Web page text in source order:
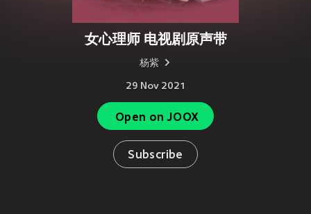
女心理师 电视剧原声带
杨紫
29 Nov 2021
Open on JOOX
Subscribe